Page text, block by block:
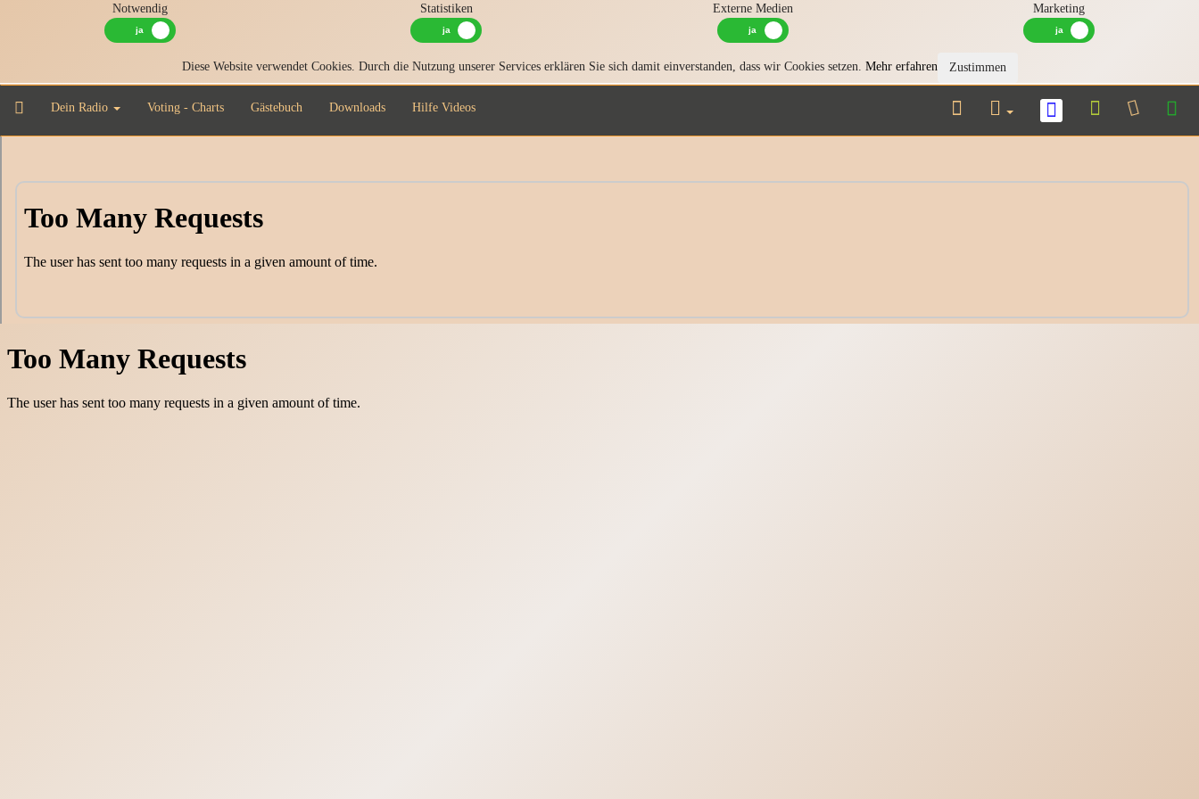
Notwendig Statistiken Externe Medien Marketing
Diese Website verwendet Cookies. Durch die Nutzung unserer Services erklären Sie sich damit einverstanden, dass wir Cookies setzen. Mehr erfahren Zustimmen
Dein Radio Voting - Charts Gästebuch Downloads Hilfe Videos